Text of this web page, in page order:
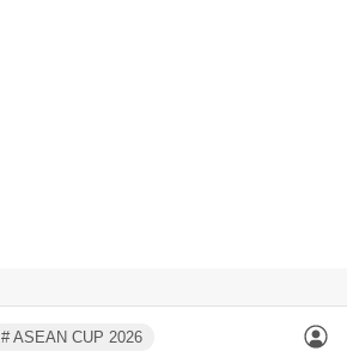
# ASEAN CUP 2026